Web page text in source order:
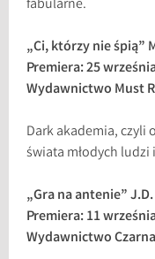
fabularne.
„Ci, którzy nie śpią”
Premiera: 25
Wydawnictwo Must
Dark akademia, czyli
świata młodych
„Gra na antenie”
Premiera: 11
Wydawnictwo